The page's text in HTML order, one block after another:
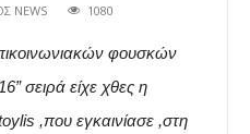
NEWS 1080
φουσκών
σειρά είχε χθες η
,που εγκαινίασε ,στη